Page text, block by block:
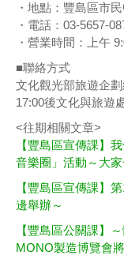
・地點：豐島區市
・電話：03-5657-
・營業時間：上午
■聯絡方式
文化觀光部旅遊企
17:00後文化與旅遊
<往期相關文章>
【豐島區宣傳課】
音樂圈」活動～大
【豐島區宣傳課】
邊舉辦～
【豐島區公關課】
MONO製造博覽會